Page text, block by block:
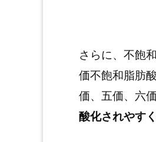
さらに、不飽
価不飽和脂肪
価、五価、六
酸化されやす